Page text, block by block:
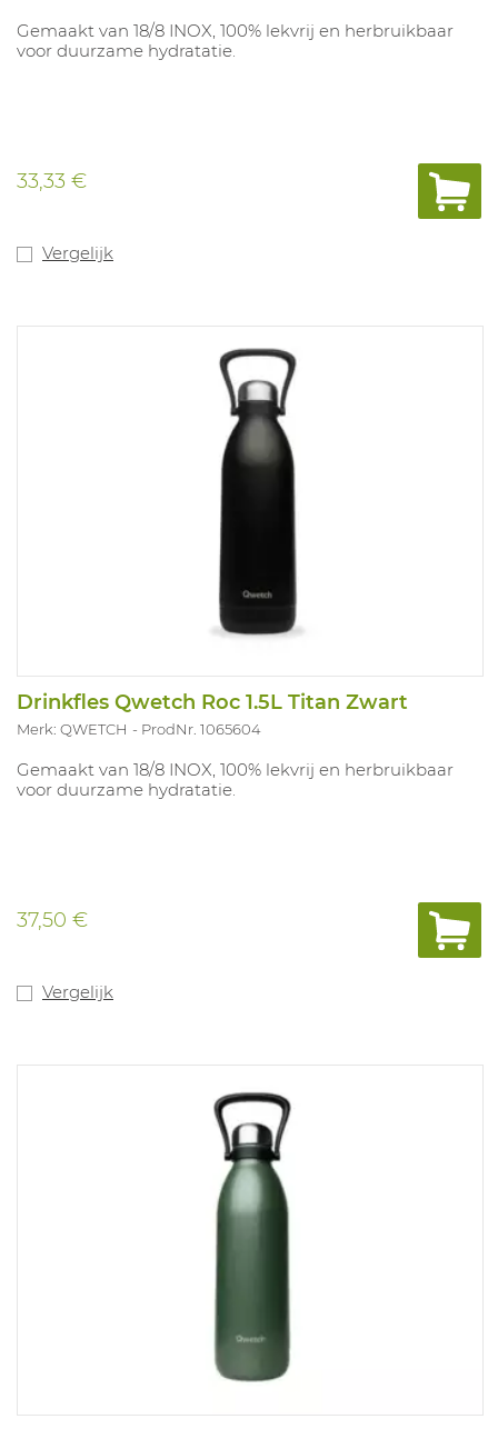
Gemaakt van 18/8 INOX, 100% lekvrij en herbruikbaar
voor duurzame hydratatie.
33,33 €
Vergelijk
Drinkfles Qwetch Roc 1.5L Titan Zwart
Merk: QWETCH ProdNr. 1065604
Gemaakt van 18/8 INOX, 100% lekvrij en herbruikbaar
voor duurzame hydratatie.
37,50 €
Vergelijk